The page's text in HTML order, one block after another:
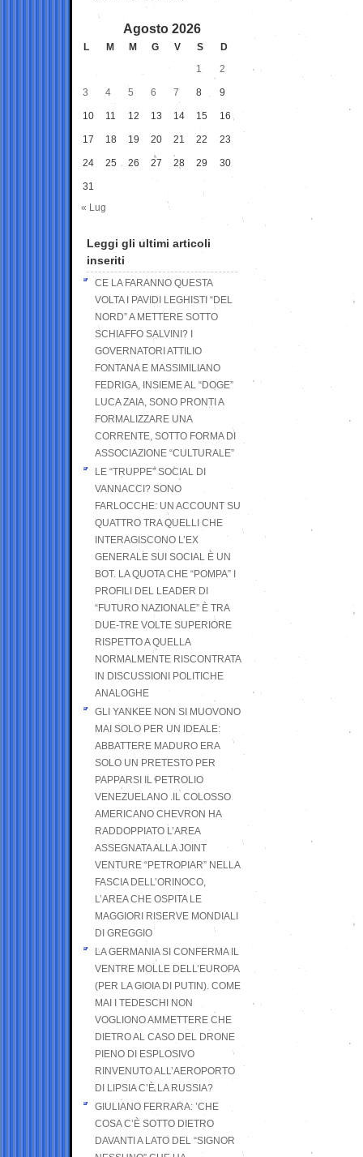
Agosto 2026
L M M G V S
D
1
2
3 4 5 6 7 8 9
10 11 12 13 14 15 16
17 18 19 20 21 22 23
24 25 26 27 28 29 30
31
« Lug
Leggi gli ultimi articoli
inseriti
CE LA FARANNO QUESTA
VOLTA I PAVIDI LEGHISTI “DEL
NORD” A METTERE SOTTO
SCHIAFFO SALVINI? I
GOVERNATORI ATTILIO
FONTANA E MASSIMILIANO
FEDRIGA, INSIEME AL “DOGE”
LUCA ZAIA, SONO PRONTI A
FORMALIZZARE UNA
CORRENTE, SOTTO FORMA DI
ASSOCIAZIONE “CULTURALE”
LE “TRUPPE” SOCIAL DI
VANNACCI? SONO
FARLOCCHE: UN ACCOUNT SU
QUATTRO TRA QUELLI CHE
INTERAGISCONO L’EX
GENERALE SUI SOCIAL È UN
BOT. LA QUOTA CHE “POMPA” I
PROFILI DEL LEADER DI
“FUTURO NAZIONALE” È TRA
DUE-TRE VOLTE SUPERIORE
RISPETTO A QUELLA
NORMALMENTE RISCONTRATA
IN DISCUSSIONI POLITICHE
ANALOGHE
GLI YANKEE NON SI MUOVONO
MAI SOLO PER UN IDEALE:
ABBATTERE MADURO ERA
SOLO UN PRETESTO PER
PAPPARSI IL PETROLIO
VENEZUELANO .IL COLOSSO
AMERICANO CHEVRON HA
RADDOPPIATO L’AREA
ASSEGNATA ALLA JOINT
VENTURE “PETROPIAR” NELLA
FASCIA DELL’ORINOCO,
L’AREA CHE OSPITA LE
MAGGIORI RISERVE MONDIALI
DI GREGGIO
LA GERMANIA SI CONFERMA IL
VENTRE MOLLE DELL’EUROPA
(PER LA GIOIA DI PUTIN). COME
MAI I TEDESCHI NON
VOGLIONO AMMETTERE CHE
DIETRO AL CASO DEL DRONE
PIENO DI ESPLOSIVO
RINVENUTO ALL’AEROPORTO
DI LIPSIA C’È LA RUSSIA?
GIULIANO FERRARA: ’CHE
COSA C’È SOTTO DIETRO
DAVANTI A LATO DEL “SIGNOR